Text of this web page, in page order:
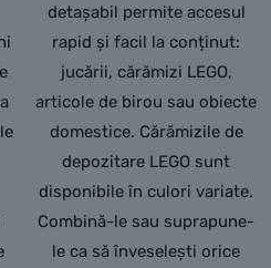
detașabil permite accesul
rapid și facil la conținut:
jucării, cărămizi LEGO,
articole de birou sau obiecte
domestice. Cărămizile de
depozitare LEGO sunt
disponibile în culori variate.
Combină-le sau suprapune-
le ca să înveselești orice